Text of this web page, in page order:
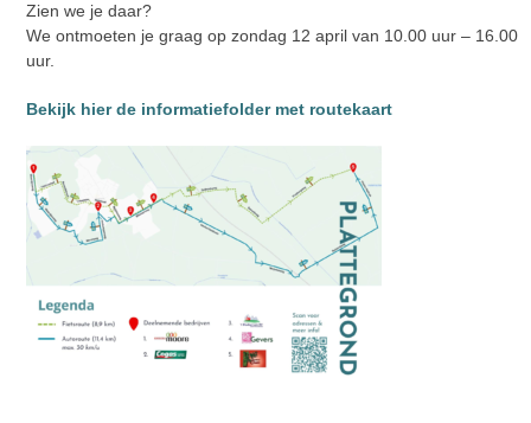
Zien we je daar?
We ontmoeten je graag op zondag 12 april van 10.00 uur – 16.00
uur.
Bekijk hier de informatiefolder met routekaart